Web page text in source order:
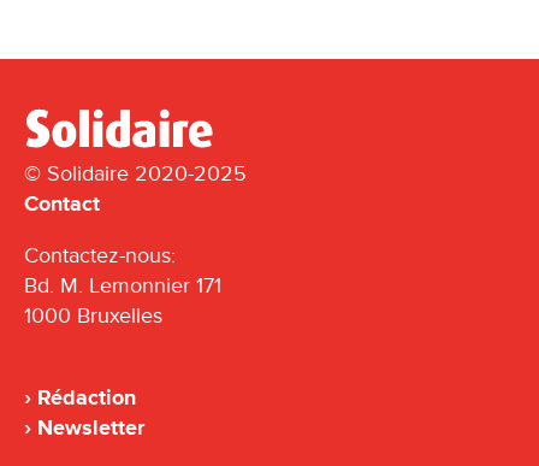
© Solidaire 2020-2025
Contact
Contactez-nous:
Bd. M. Lemonnier 171
1000 Bruxelles
Rédaction
Newsletter